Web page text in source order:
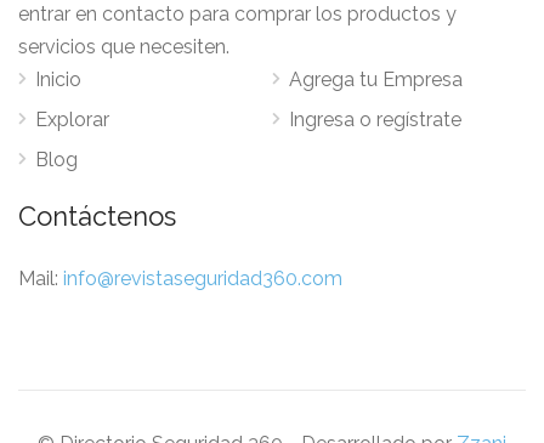
entrar en contacto para comprar los productos y
servicios que necesiten.
Inicio
Explorar
Blog
Agrega tu Empresa
Ingresa o regístrate
Contáctenos
Mail: info@revistaseguridad360.com